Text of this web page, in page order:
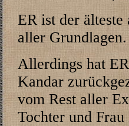
ER ist der
aller
Allerdings hat
Kandar
vom Rest aller
Tochter und